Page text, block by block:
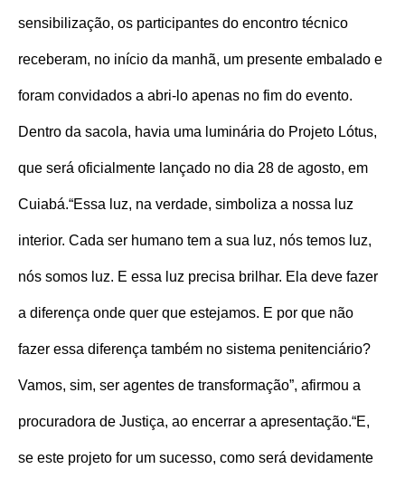
sensibilização, os participantes do encontro técnico
receberam, no início da manhã, um presente embalado e
foram convidados a abri-lo apenas no fim do evento.
Dentro da sacola, havia uma luminária do Projeto Lótus,
que será oficialmente lançado no dia 28 de agosto, em
Cuiabá.“Essa luz, na verdade, simboliza a nossa luz
interior. Cada ser humano tem a sua luz, nós temos luz,
nós somos luz. E essa luz precisa brilhar. Ela deve fazer
a diferença onde quer que estejamos. E por que não
fazer essa diferença também no sistema penitenciário?
Vamos, sim, ser agentes de transformação”, afirmou a
procuradora de Justiça, ao encerrar a apresentação.“E,
se este projeto for um sucesso, como será devidamente